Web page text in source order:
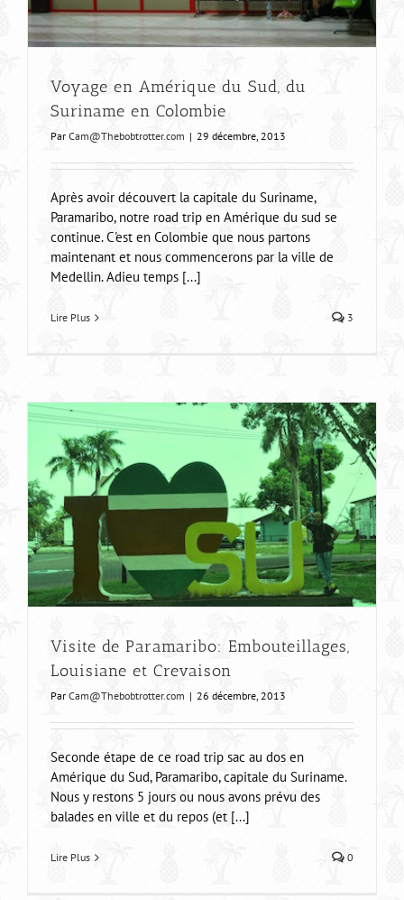
Voyage en Amérique du Sud, du
Suriname en Colombie
Par Cam@Thebobtrotter.com | 29 décembre, 2013
Après avoir découvert la capitale du Suriname,
Paramaribo, notre road trip en Amérique du sud se
continue. C'est en Colombie que nous partons
maintenant et nous commencerons par la ville de
Medellin. Adieu temps [...]
Lire Plus 3
Visite de Paramaribo: Embouteillages,
Louisiane et Crevaison
Par Cam@Thebobtrotter.com | 26 décembre, 2013
Seconde étape de ce road trip sac au dos en
Amérique du Sud, Paramaribo, capitale du Suriname.
Nous y restons 5 jours ou nous avons prévu des
balades en ville et du repos (et [...]
Lire Plus 0